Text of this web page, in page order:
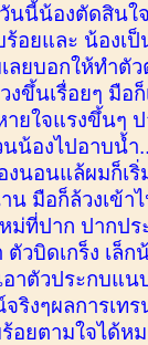
นนี้น้องตัดสิน
อยและ น้องเ
ลยบอกให้ทำตั
งขึ้นเรื่อยๆ มือ
ายใจแรงขึ้นๆ
น้องไปอาบน้
งนอนแล้ผมก็เ
น มือก็ล้วงเข้า
ม่ที่ปาก ปากป
ตัวบิดเกร็ง เล็
าตัวประกบแ
ริงๆผลการเท
อยตามใจได้ห